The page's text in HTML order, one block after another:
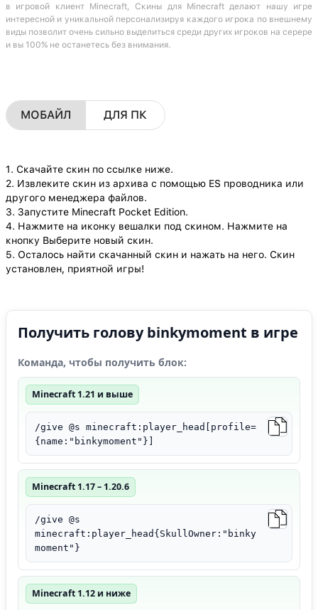
в игровой клиент Minecraft, Скины для Minecraft делают нашу игре
интересной и уникальной персонализируя каждого игрока по внешнему
виды позволит очень сильно выделиться среди других игроков на серере
и вы 100% не останетесь без внимания.
МОБАЙЛ ДЛЯ ПК
1. Скачайте скин по ссылке ниже.
2. Извлеките скин из архива с помощью ES проводника или
другого менеджера файлов.
3. Запустите Minecraft Pocket Edition.
4. Нажмите на иконку вешалки под скином. Нажмите на
кнопку Выберите новый скин.
5. Осталось найти скачанный скин и нажать на него. Скин
установлен, приятной игры!
Получить голову binkymoment в игре
Команда, чтобы получить блок:
Minecraft 1.21 и выше
/give @s minecraft:player_head[profile=
{name:"binkymoment"}]
Minecraft 1.17 – 1.20.6
/give @s
minecraft:player_head{SkullOwner:"binky
moment"}
Minecraft 1.12 и ниже